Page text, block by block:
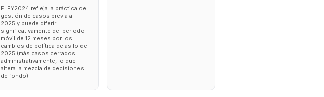
El FY2024 refleja la práctica de
gestión de casos previa a
2025 y puede diferir
significativamente del periodo
móvil de 12 meses por los
cambios de política de asilo de
2025 (más casos cerrados
administrativamente, lo que
altera la mezcla de decisiones
de fondo).